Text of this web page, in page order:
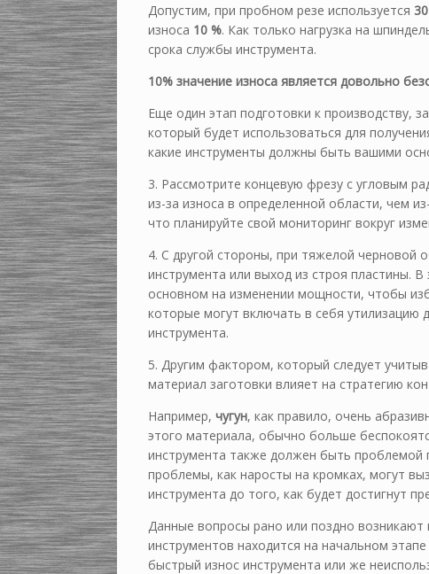
Допустим, при пробном резе используется
износа 10 %. Как только нагрузка на
срока службы инструмента.
10% значение износа является довольно
Еще один этап подготовки к производству,
который будет использоваться для
какие инструменты должны быть вашими
3. Рассмотрите концевую фрезу с угловым
из-за износа в определенной области, чем
что планируйте свой мониторинг вокруг
4. С другой стороны, при тяжелой черновой
инструмента или выход из строя пластины.
основном на изменении мощности, чтобы
которые могут включать в себя утилизацию
инструмента.
5. Другим фактором, который следует
материал заготовки влияет на стратегию
Например, чугун, как правило, очень
этого материала, обычно больше
инструмента также должен быть проблемой
проблемы, как наросты на кромках, могут
инструмента до того, как будет достигнут
Данные вопросы рано или поздно
инструментов находится на начальном
быстрый износ инструмента или же